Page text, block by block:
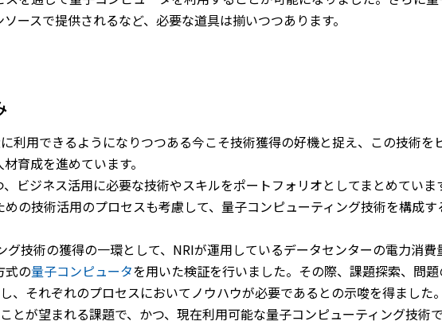
ースで提供されるなど、必要な道具は揃いつつあります。
利用できるようになりつつある今こそ技術獲得の好機と捉え、この技術を
育成を進めています。
ビジネス活用に必要な技術やスキルをポートフォリオとしてまとめていま
の技術活用のプロセスも考慮して、量子コンピューティング技術を構成す
技術の獲得の一環として、NRIが運用しているデータセンターの電力消費
式の量子コンピュータを用いた検証を行いました。その際、課題探索、問
、それぞれのプロセスにおいてノウハウが必要であるとの示唆を得ました。
とが望まれる課題で、かつ、現在利用可能な量子コンピューティング技術